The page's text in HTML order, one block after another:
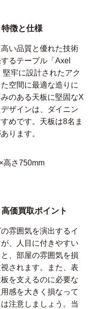
徴と仕様
い品質と優れた技術
るテーブル「Axel
牢に設計されたアク
空間に最適な造りに
のある天板に堅固なX
ザインは、ダイニン
めです。天板は8名ま
ります。
高さ750mm
価買取ポイント
雰囲気を演出するイ
、人目に付きやすい
、部屋の雰囲気を損
されます。また、表
を支えるのに必要な
感を大きく損なって
注意しましょう。当